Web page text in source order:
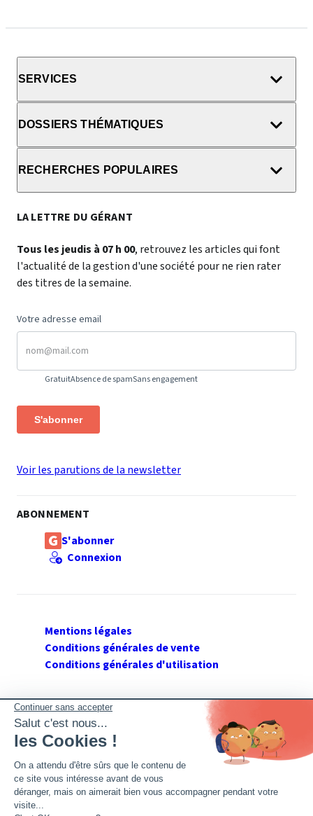
SERVICES
DOSSIERS THÉMATIQUES
RECHERCHES POPULAIRES
LA LETTRE DU GÉRANT
Tous les jeudis à 07 h 00, retrouvez les articles qui font
l'actualité de la gestion d'une société pour ne rien rater
des titres de la semaine.
Votre adresse email
GratuitAbsence de spamSans engagement
S'abonner
Voir les parutions de la newsletter
ABONNEMENT
S'abonner
Connexion
Mentions légales
Conditions générales de vente
Conditions générales d'utilisation
SUIVEZ GERANT DE SARL
Twitter